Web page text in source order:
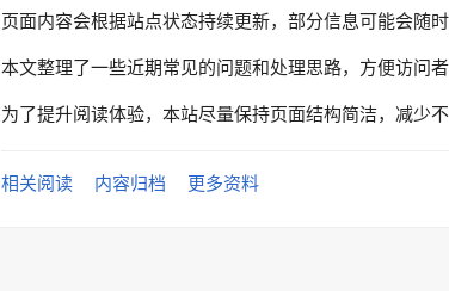
页面内容会根据站点状态持续更新，部分信息可能会随
本文整理了一些近期常见的问题和处理思路，方便访问
为了提升阅读体验，本站尽量保持页面结构简洁，减少
相关阅读 内容归档 更多资料